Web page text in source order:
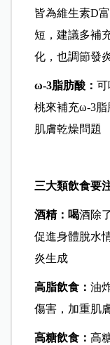
皆為維生素D
短，建議多補
化，也調節發
ω-3脂肪酸：可
桃來補充ω-3
肌膚乾燥問題
三大類飲食要
酒精：喝酒除
促進身體脫水
炎生成
高脂飲食：油
傷害，加重肌
高糖飲食：高